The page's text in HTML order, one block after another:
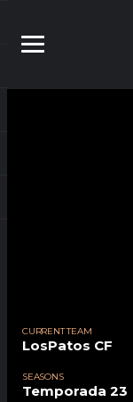
CURRENT TEAM
LosPatos CF
SEASONS
Temporada 23